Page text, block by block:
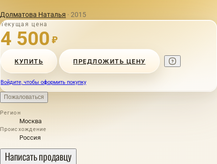
Долматова Наталья · 2015
Текущая цена
4 500 ₽
КУПИТЬ ПРЕДЛОЖИТЬ ЦЕНУ
Войдите, чтобы оформить покупку
Пожаловаться
Регион
Москва
Происхождение
Россия
Написать продавцу